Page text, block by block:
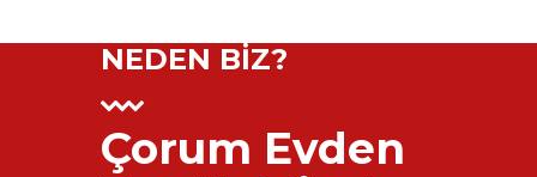
NEDEN BİZ?
Çorum Evden